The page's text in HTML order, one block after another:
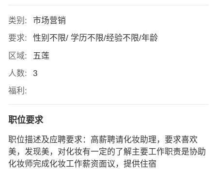
类别:
市场营销
要求:
性别不限/ 学历不限/经验不限/年龄
区域:
五莲
人数:
3
福利:
职位要求
职位描述及应聘要求：高薪聘请化妆助理，要求喜欢
美，发现美，对化妆有一定的了解主要工作职责是协助
化妆师完成化妆工作薪资面议，提供住宿